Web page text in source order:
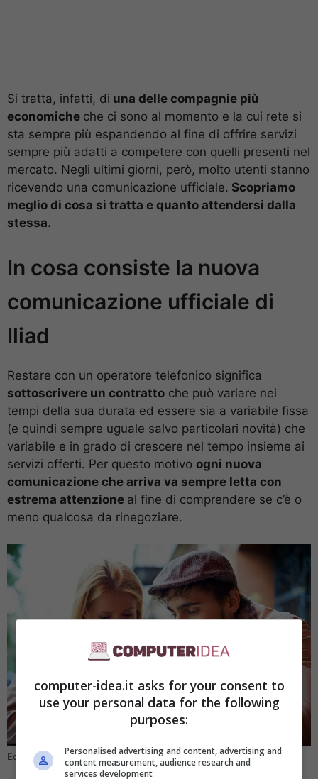
Si tratta, infatti, di una delle compagnie più
economiche che ci sono al momento e la cui rete si
sta sempre più espandendo al fine di offrire servizi
sempre più adatti a competere con quelli presenti nel
mercato. Negli ultimi giorni, però, molto utenti stanno
ricevendo una comunicazione ufficiale. Scopriamo
meglio di cosa si tratta e quanto attendersi dalla
stessa.
In cosa consiste la nuova
comunicazione ufficiale di
Iliad
Restare con un operatore telefonico significa
sottoscrivere un contratto che può variare nei
tempi della sua durata ed essere sia a variabile fissa
(e quindi sempre uguale salvo particolari novità) che
variabile e in grado di crescere nel tempo insieme ai
servizi offerti. Per questo motivo ogni nuova
comunicazione che arriva va sempre letta con
estrema attenzione al fine di comprendere se c’è o
meno qualcosa da rinegoziare.
Ecco la nuova comunicazione di Iliad (Computer-idea.it)
computer-idea.it asks for your consent to
use your personal data for the following
purposes:
Personalised advertising and content, advertising and
content measurement, audience research and
services development